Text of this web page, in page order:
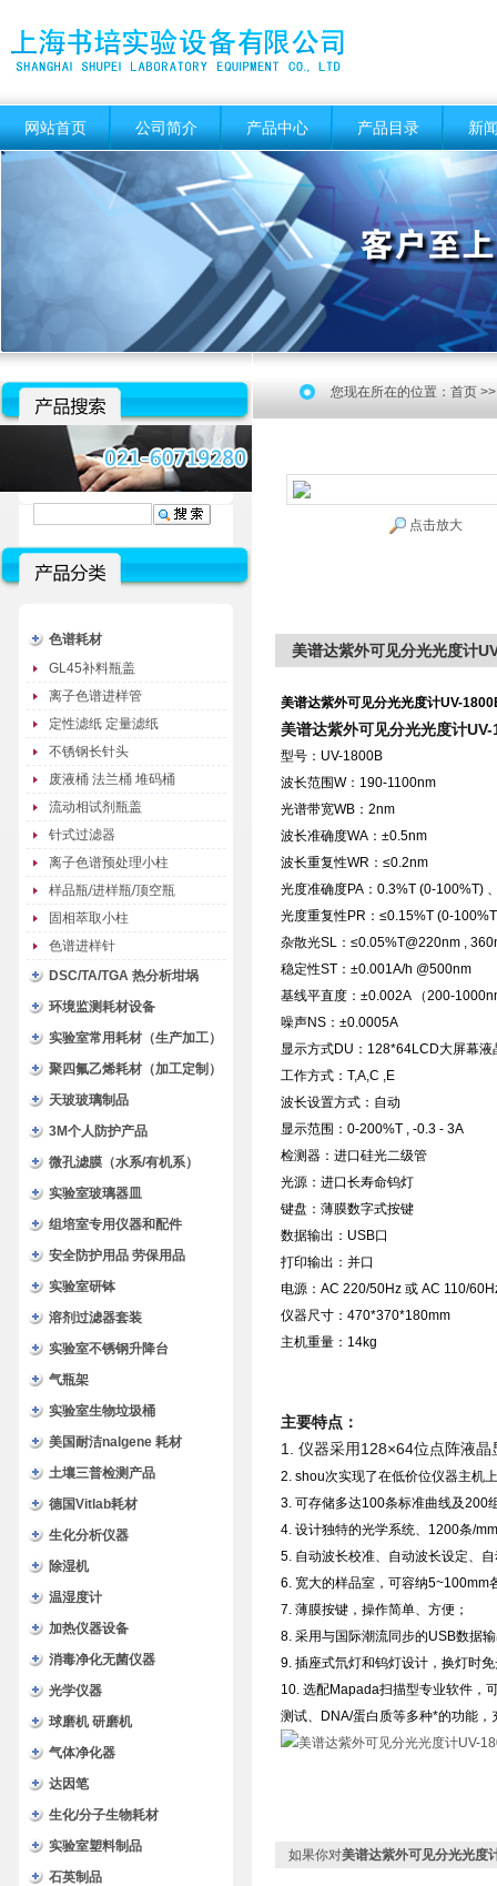
网站首页 公司简介 产品中心 产品目录 新
色谱耗材
GL45补料瓶盖
离子色谱进样管
定性滤纸 定量滤纸
不锈钢长针头
废液桶 法兰桶 堆码桶
流动相试剂瓶盖
针式过滤器
离子色谱预处理小柱
样品瓶/进样瓶/顶空瓶
固相萃取小柱
色谱进样针
DSC/TA/TGA 热分析坩埚
环境监测耗材设备
实验室常用耗材（生产加工）
聚四氟乙烯耗材（加工定制）
天玻玻璃制品
3M个人防护产品
微孔滤膜（水系/有机系）
实验室玻璃器皿
组培室专用仪器和配件
安全防护用品 劳保用品
实验室研钵
溶剂过滤器套装
实验室不锈钢升降台
气瓶架
实验室生物垃圾桶
美国耐洁nalgene 耗材
土壤三普检测产品
德国Vitlab耗材
生化分析仪器
除湿机
温湿度计
加热仪器设备
消毒净化无菌仪器
光学仪器
球磨机 研磨机
气体净化器
达因笔
生化/分子生物耗材
实验室塑料制品
石英制品
您现在所在的位置： 首页
点击放大
美谱达紫外可见分光光度计
美谱达紫外可见分光光度计UV-
美谱达紫外可见分光光度计
型号：UV-1800B
波长范围W：190-1100nm
光谱带宽WB：2nm
波长准确度WA：±0.5nm
波长重复性WR：≤0.2nm
光度准确度PA：0.3%T (0-100%T)
光度重复性PR：≤0.15%T (0-
杂散光SL：≤0.05%T@220nm ,
稳定性ST：±0.001A/h @500nm
基线平直度：±0.002A （200-
噪声NS：±0.0005A
显示方式DU：128*64LCD大屏幕
工作方式：T,A,C ,E
波长设置方式：自动
显示范围：0-200%T , -0.3 - 3A
检测器：进口硅光二级管
光源：进口长寿命钨灯
键盘：薄膜数字式按键
数据输出：USB口
打印输出：并口
电源：AC 220/50Hz 或 AC 110/
仪器尺寸：470*370*180mm
主机重量：14kg
主要特点：
1. 仪器采用128×64位点阵液
2. shou次实现了在低价位仪器主机
3. 可存储多达100条标准曲线及200
4. 设计独特的光学系统、1200条/
5. 自动波长校准、自动波长设定、
6. 宽大的样品室，可容纳5~100mm
7. 薄膜按键，操作简单、方便；
8. 采用与国际潮流同步的USB数据
9. 插座式氘灯和钨灯设计，换灯时
10. 选配Mapada扫描型专业软件，
测试、DNA/蛋白质等多种*的功能
如果你对美谱达紫外可见分光光度